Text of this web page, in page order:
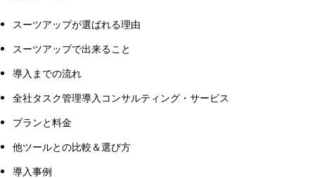
スーツアップが選ばれる理由
スーツアップで出来ること
導入までの流れ
全社タスク管理導入コンサルティング・サービス
プランと料金
他ツールとの比較＆選び方
導入事例